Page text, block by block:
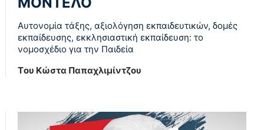
Αυτονομία τάξης, αξιολόγηση εκπαιδευτικών, δομές
εκπαίδευσης, εκκλησιαστική εκπαίδευση: το
νομοσχέδιο για την Παιδεία
Tου Κώστα Παπαχλιμίντζου